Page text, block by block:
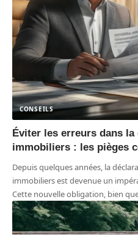
CONSEILS
Éviter les erreurs dans
immobiliers : les pièges
Depuis quelques années, la
immobiliers est devenue un
Cette nouvelle obligation, bien